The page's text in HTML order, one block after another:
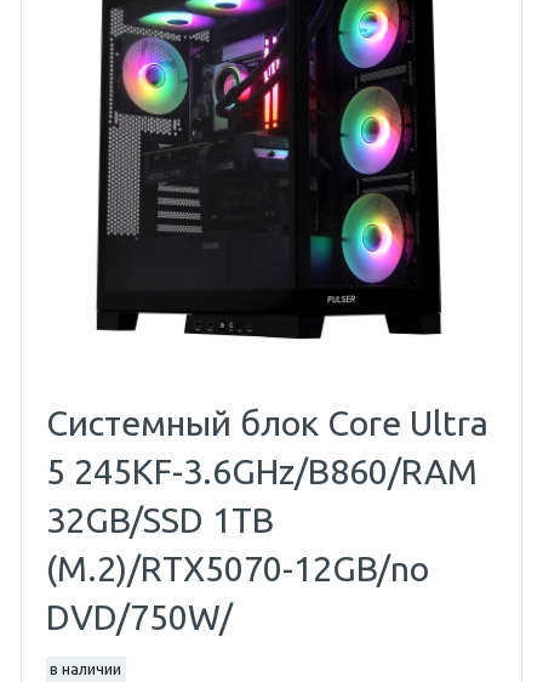
Системный блок Core Ultra
5 245KF-3.6GHz/B860/RAM
32GB/SSD 1TB
(M.2)/RTX5070-12GB/no
DVD/750W/
в наличии